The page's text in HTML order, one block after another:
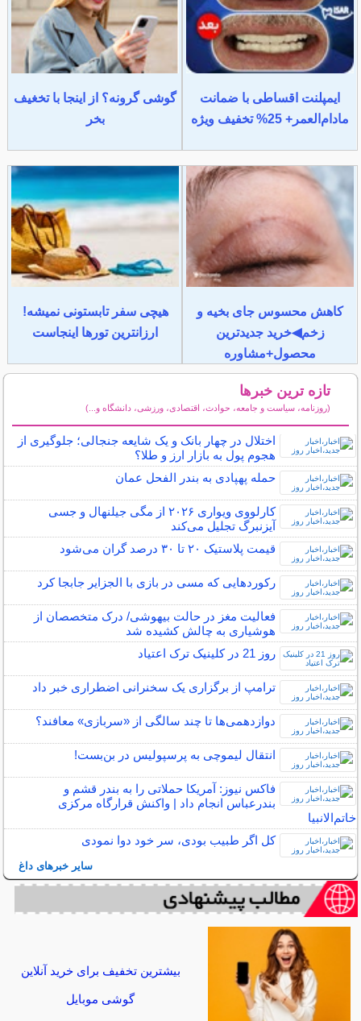
ایمپلنت اقساطی با ضمانت
مادام‌العمر+ 25% تخفیف ویژه
گوشی گرونه؟ از اینجا با تخغیف
بخر
کاهش محسوس جای بخیه و
زخم◀خرید جدیدترین
محصول+مشاوره
هیچی سفر تابستونی نمیشه!
ارزانترین تورها اینجاست
تازه ترین خبرها
(روزنامه، سیاست و جامعه، حوادث، اقتصادی، ورزشی، دانشگاه و...)
اختلال در چهار بانک و یک شایعه جنجالی؛ جلوگیری از
هجوم پول به بازار ارز و طلا؟
حمله پهپادی به بندر الفحل عمان
کارلووی ویواری ۲۰۲۶ از مگی جیلنهال و جسی
آیزنبرگ تجلیل می‌کند
قیمت پلاستیک ۲۰ تا ۳۰ درصد گران می‌شود
رکوردهایی که مسی در بازی با الجزایر جابجا کرد
فعالیت مغز در حالت بیهوشی/ درک متخصصان از
هوشیاری به چالش کشیده شد
روز 21 در کلینیک ترک اعتیاد
ترامپ از برگزاری یک سخنرانی اضطراری خبر داد
دوازدهمی‌ها تا چند سالگی از «سربازی» معافند؟
انتقال لیموچی به پرسپولیس در بن‌بست!
فاکس نیوز: آمریکا حملاتی را به بندر قشم و
بندرعباس انجام داد | واکنش قرارگاه مرکزی
خاتم‌الانبیا
کل اگر طبیب بودی، سر خود دوا نمودی
سایر خبرهای داغ
بیشترین تخفیف برای خرید آنلاین
گوشی موبایل